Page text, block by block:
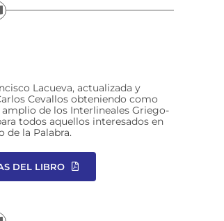
Lacueva, actualizada y
Cevallos obteniendo como
de los Interlineales Griego-
todos aquellos interesados en
de la Palabra.
DEL LIBRO